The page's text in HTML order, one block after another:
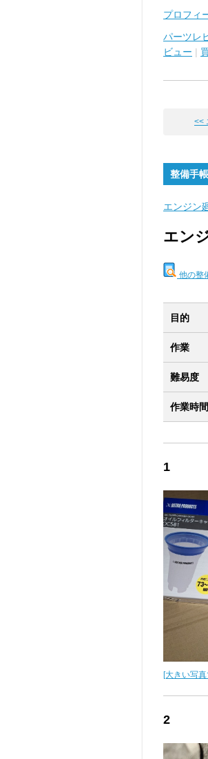
プロフィ
パーツレ
ビュー |
<<
整備手帳
エンジン
エン
他の整
目的
作業
難易度
作業時間
1
[大きい写
2